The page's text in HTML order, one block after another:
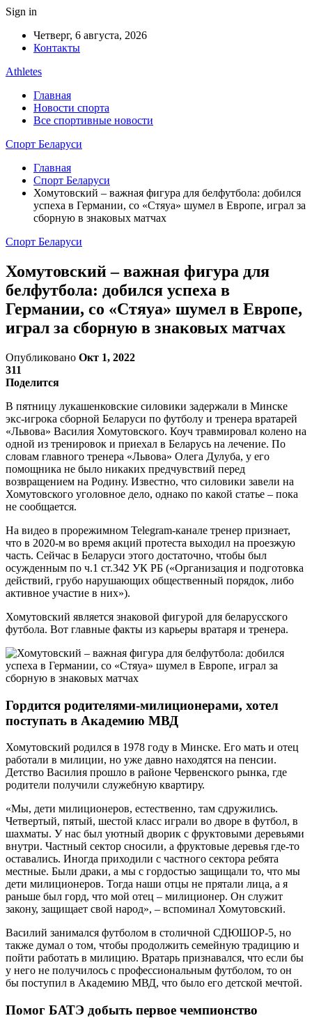
Sign in
Четверг, 6 августа, 2026
Контакты
Athletes
Главная
Новости спорта
Все спортивные новости
Спорт Беларуси
Главная
Спорт Беларуси
Хомутовский – важная фигура для белфутбола: добился
успеха в Германии, со «Стяуа» шумел в Европе, играл за
сборную в знаковых матчах
Спорт Беларуси
Хомутовский – важная фигура для
белфутбола: добился успеха в
Германии, со «Стяуа» шумел в Европе,
играл за сборную в знаковых матчах
Опубликовано Окт 1, 2022
311
Поделится
В пятницу лукашенковские силовики задержали в Минске
экс-игрока сборной Беларуси по футболу и тренера вратарей
«Львова» Василия Хомутовского. Коуч травмировал колено на
одной из тренировок и приехал в Беларусь на лечение. По
словам главного тренера «Львова» Олега Дулуба, у его
помощника не было никаких предчувствий перед
возвращением на Родину. Известно, что силовики завели на
Хомутовского уголовное дело, однако по какой статье – пока
не сообщается.
На видео в прорежимном Telegram-канале тренер признает,
что в 2020-м во время акций протеста выходил на проезжую
часть. Сейчас в Беларуси этого достаточно, чтобы был
осужденным по ч.1 ст.342 УК РБ («Организация и подготовка
действий, грубо нарушающих общественный порядок, либо
активное участие в них»).
Хомутовский является знаковой фигурой для беларусского
футбола. Вот главные факты из карьеры вратаря и тренера.
Гордится родителями-милиционерами, хотел
поступать в Академию МВД
Хомутовский родился в 1978 году в Минске. Его мать и отец
работали в милиции, но уже давно находятся на пенсии.
Детство Василия прошло в районе Червенского рынка, где
родители получили служебную квартиру.
«Мы, дети милиционеров, естественно, там сдружились.
Четвертый, пятый, шестой класс играли во дворе в футбол, в
шахматы. У нас был уютный дворик с фруктовыми деревьями
внутри. Частный сектор сносили, а фруктовые деревья где-то
оставались. Иногда приходили с частного сектора ребята
местные. Были драки, а мы с гордостью защищали то, что мы
дети милиционеров. Тогда наши отцы не прятали лица, а я
раньше был горд, что мой отец – милиционер. Он служит
закону, защищает свой народ», – вспоминал Хомутовский.
Василий занимался футболом в столичной СДЮШОР-5, но
также думал о том, чтобы продолжить семейную традицию и
пойти работать в милицию. Вратарь признавался, что если бы
у него не получилось с профессиональным футболом, то он
бы поступил в Академию МВД, что было его детской мечтой.
Помог БАТЭ добыть первое чемпионство